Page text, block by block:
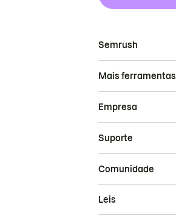
Semrush
Mais ferramentas
Empresa
Suporte
Comunidade
Leis